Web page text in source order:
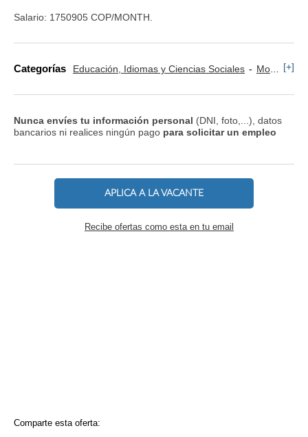
Salario: 1750905 COP/MONTH.
Categorías Educación, Idiomas y Ciencias Sociales Monitor y Animador [+]
Nunca envíes tu información personal (DNI, foto,...), datos
bancarios ni realices ningún pago para solicitar un empleo
APLICA A LA VACANTE
Recibe ofertas como esta en tu email
Comparte esta oferta: